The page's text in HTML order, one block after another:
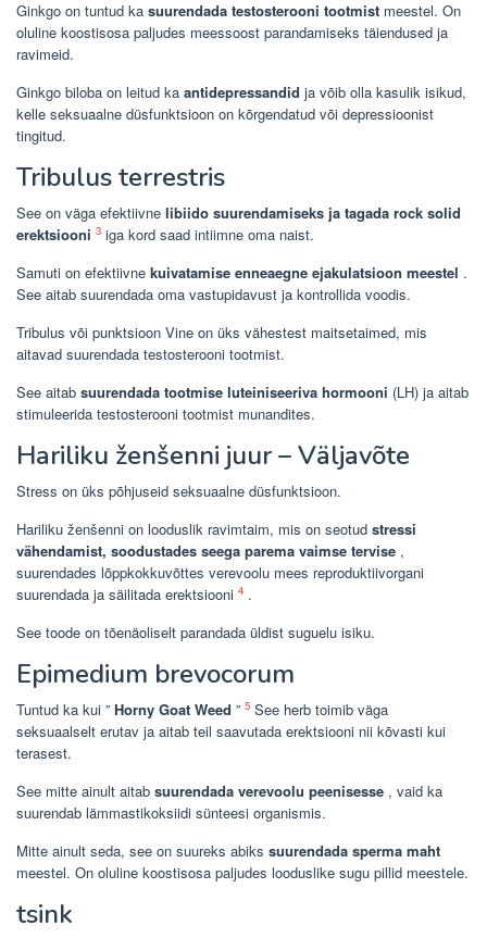
Ginkgo on tuntud ka suurendada testosterooni tootmist meestel. On
oluline koostisosa paljudes meessoost parandamiseks täiendused ja
ravimeid.
Ginkgo biloba on leitud ka antidepressandid ja võib olla kasulik isikud,
kelle seksuaalne düsfunktsioon on kõrgendatud või depressioonist
tingitud.
Tribulus terrestris
See on väga efektiivne libiido suurendamiseks ja tagada rock solid
erektsiooni 3 iga kord saad intiimne oma naist.
Samuti on efektiivne kuivatamise enneaegne ejakulatsioon meestel .
See aitab suurendada oma vastupidavust ja kontrollida voodis.
Tribulus või punktsioon Vine on üks vähestest maitsetaimed, mis
aitavad suurendada testosterooni tootmist.
See aitab suurendada tootmise luteiniseeriva hormooni (LH) ja aitab
stimuleerida testosterooni tootmist munandites.
Hariliku ženšenni juur – Väljavõte
Stress on üks põhjuseid seksuaalne düsfunktsioon.
Hariliku ženšenni on looduslik ravimtaim, mis on seotud stressi
vähendamist, soodustades seega parema vaimse tervise ,
suurendades lõppkokkuvõttes verevoolu mees reproduktiivorgani
suurendada ja säilitada erektsiooni 4 .
See toode on tõenäoliselt parandada üldist suguelu isiku.
Epimedium brevocorum
Tuntud ka kui ” Horny Goat Weed ” 5 See herb toimib väga
seksuaalselt erutav ja aitab teil saavutada erektsiooni nii kõvasti kui
terasest.
See mitte ainult aitab suurendada verevoolu peenisesse , vaid ka
suurendab lämmastikoksiidi sünteesi organismis.
Mitte ainult seda, see on suureks abiks suurendada sperma maht
meestel. On oluline koostisosa paljudes looduslike sugu pillid meestele.
tsink